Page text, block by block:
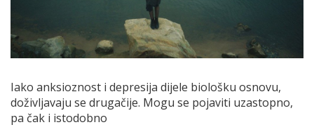
Iako anksioznost i depresija dijele biološku osnovu,
doživljavaju se drugačije. Mogu se pojaviti uzastopno,
pa čak i istodobno